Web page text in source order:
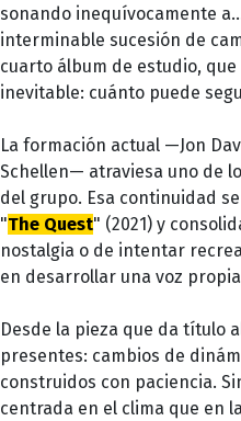
sonando inequívocamente
interminable sucesión de
cuarto álbum de estudio,
inevitable: cuánto puede
La formación actual —Jon
Schellen— atraviesa uno de
del grupo. Esa continuidad
"The Quest" (2021) y
nostalgia o de intentar
en desarrollar una voz
Desde la pieza que da título
presentes: cambios de
construidos con paciencia.
centrada en el clima que en